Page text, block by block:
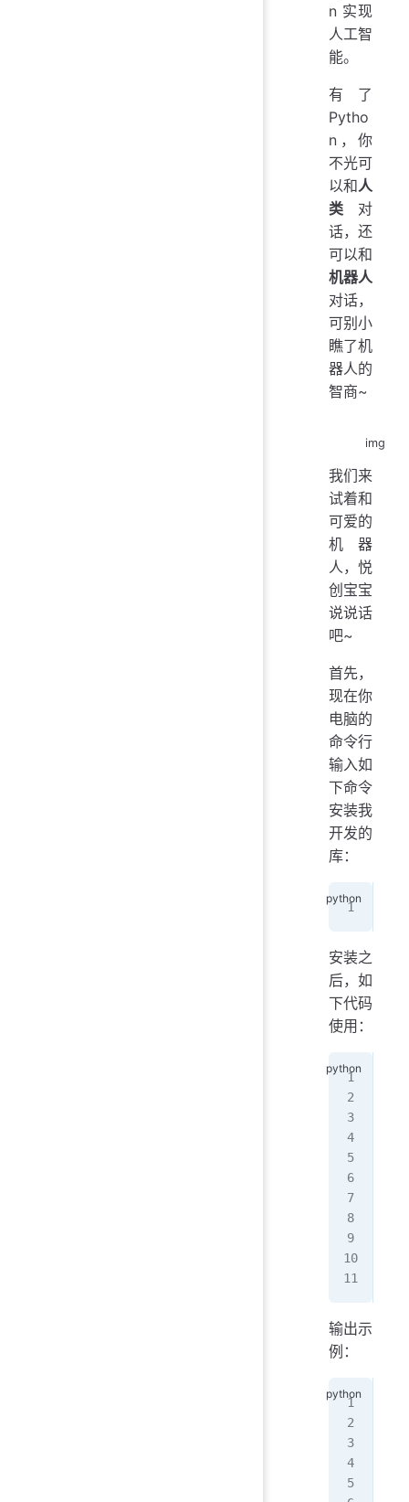
n 实现
人工智
能。
有了
Pytho
n，你
不光可
以和人
类 对
话，还
可以和
机器人
对话，
可别小
瞧了机
器人的
智商~
img
我们来
试着和
可爱的
机器
人，悦
创宝宝
说说话
吧~
首先，
现在你
电脑的
命令行
输入如
下命令
安装我
开发的
库：
安装之
后，如
下代码
使用：
输出示
例：